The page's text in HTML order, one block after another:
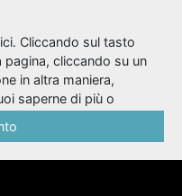
/
Cliccando sul tasto
cliccando su un
in altra maniera,
saperne di più o